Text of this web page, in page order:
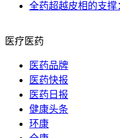
全药超越皮相的支撑
医疗医药
医药品牌
医药快报
医药日报
健康头条
环康